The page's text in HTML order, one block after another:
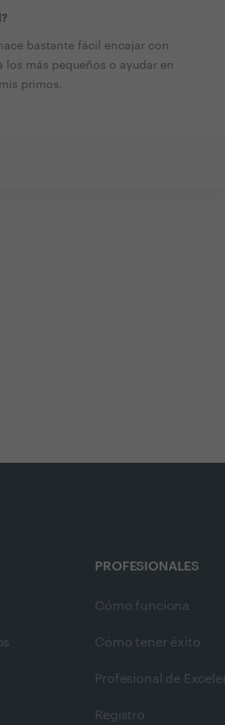
bastante fácil encajar con
más pequeños o ayudar en
primos.
PROFESIONALES
Cómo funciona
Cómo tener éxito
Profesional de
Registro